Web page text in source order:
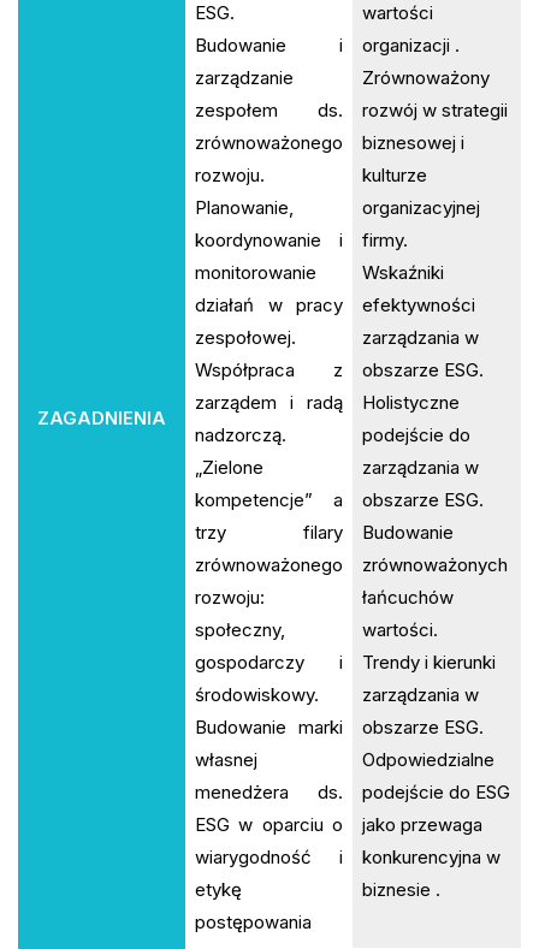
ZAGADNIENIA
ESG.
Budowanie i
zarządzanie
zespołem ds.
zrównoważonego
rozwoju.
Planowanie,
koordynowanie i
monitorowanie
działań w pracy
zespołowej.
Współpraca z
zarządem i radą
nadzorczą.
„Zielone
kompetencje” a
trzy filary
zrównoważonego
rozwoju:
społeczny,
gospodarczy i
środowiskowy.
Budowanie marki
własnej
menedżera ds.
ESG w oparciu o
wiarygodność i
etykę
postępowania
wartości
organizacji .
Zrównoważony
rozwój w strategii
biznesowej i
kulturze
organizacyjnej
firmy.
Wskaźniki
efektywności
zarządzania w
obszarze ESG.
Holistyczne
podejście do
zarządzania w
obszarze ESG.
Budowanie
zrównoważonych
łańcuchów
wartości.
Trendy i kierunki
zarządzania w
obszarze ESG.
Odpowiedzialne
podejście do ESG
jako przewaga
konkurencyjna w
biznesie .